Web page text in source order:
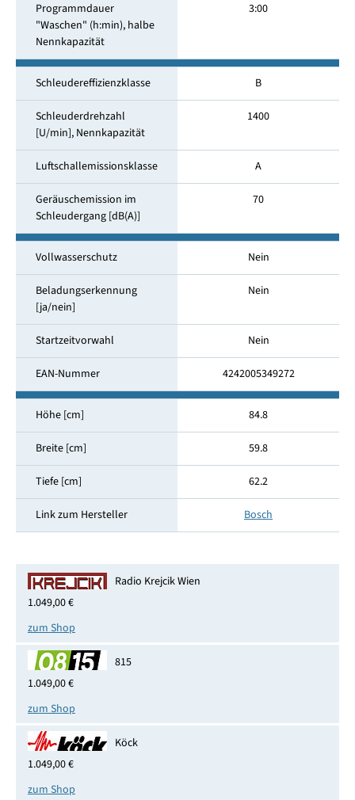
Programmdauer
"Waschen" (h:min), halbe
Nennkapazität
3:00
Schleudereffizienzklasse B
Schleuderdrehzahl
[U/min], Nennkapazität
1400
Luftschallemissionsklasse A
Geräuschemission im
Schleuder­gang [dB(A)]
70
Vollwasserschutz Nein
Beladungserkennung
[ja/nein]
Nein
Startzeitvorwahl Nein
EAN-Nummer 4242005349272
Höhe [cm] 84.8
Breite [cm] 59.8
Tiefe [cm] 62.2
Link zum Hersteller Bosch
Radio Krejcik Wien
1.049,00 €
zum Shop
815
1.049,00 €
zum Shop
Köck
1.049,00 €
zum Shop